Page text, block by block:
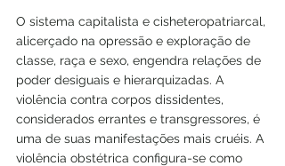
O sistema capitalista e cisheteropatriarcal,
alicerçado na opressão e exploração de
classe, raça e sexo, engendra relações de
poder desiguais e hierarquizadas. A
violência contra corpos dissidentes,
considerados errantes e transgressores, é
uma de suas manifestações mais cruéis. A
violência obstétrica configura-se como